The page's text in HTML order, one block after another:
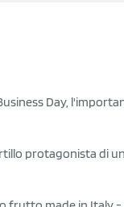
Day,
protagonista di